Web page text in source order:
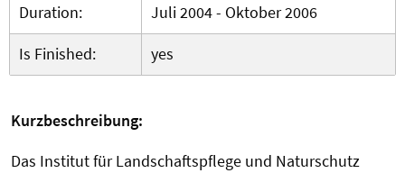
Duration:
Juli 2004 - Oktober 2006
Is Finished:
yes
Kurzbeschreibung:
Das Institut für Landschaftspflege und Naturschutz